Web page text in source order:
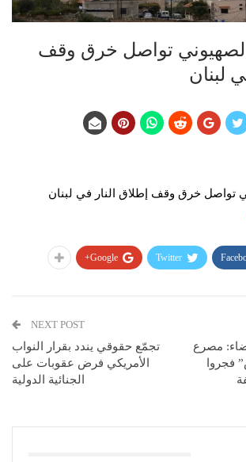
تواصل خرق وقف
لبنان
تواصل خرق وقف إطلاق النار في لبنان
Twitter
Google+
مصرع
فجروا
NEXT POST
تجمّع حقوقي يندد بقرار النواب
الأمريكي فرض عقوبات على
الجنائية الدولية